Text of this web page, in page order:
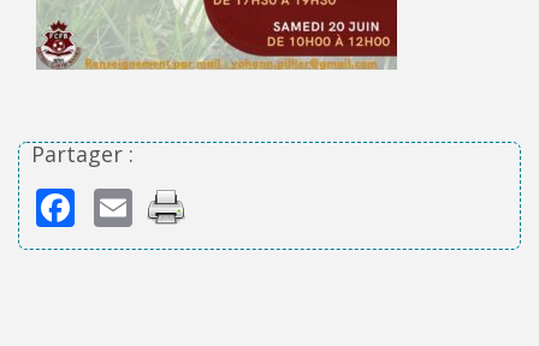
Partager :
Facebook
Email